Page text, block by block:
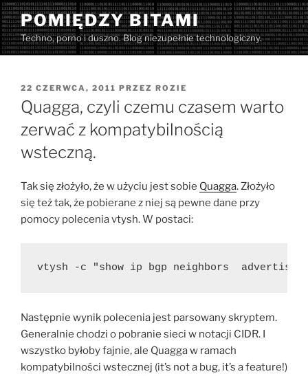
Przejdź
do
treści
POMIĘDZY BITAMI
Techno, porno i duszno. Blog niezupełnie technologiczny.
OPUBLIKOWANE
W
22 CZERWCA, 2011 PRZEZ ROZIE
Quagga, czyli czemu czasem warto
zerwać z kompatybilnością
wsteczną.
Tak się złożyło, że w użyciu jest sobie Quagga. Złożyło
się też tak, że pobierane z niej są pewne dane przy
pomocy polecenia vtysh. W postaci:
vtysh -c "show ip bgp neighbors
Następnie wynik polecenia jest parsowany skryptem.
Generalnie chodzi o pobranie sieci w notacji CIDR. I
wszystko byłoby fajnie, ale Quagga w ramach
kompatybilności wstecznej (it’s not a bug, it’s a feature!)